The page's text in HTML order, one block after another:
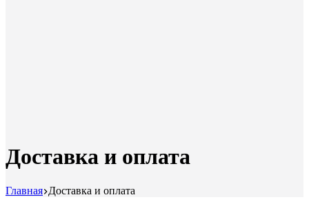
Доставка и оплата
Главная Доставка и оплата